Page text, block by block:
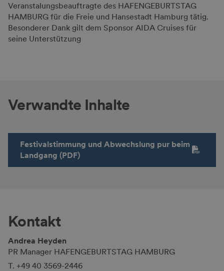
Veranstalungsbeauftragte des HAFENGEBURTSTAG
HAMBURG für die Freie und Hansestadt Hamburg tätig.
Besonderer Dank gilt dem Sponsor AIDA Cruises für
seine Unterstützung
Verwandte Inhalte
Festivalstimmung und Abwechslung pur beim
Landgang (PDF)
Kontakt
Andrea Heyden
PR Manager HAFENGEBURTSTAG HAMBURG
T. +49 40 3569-2446